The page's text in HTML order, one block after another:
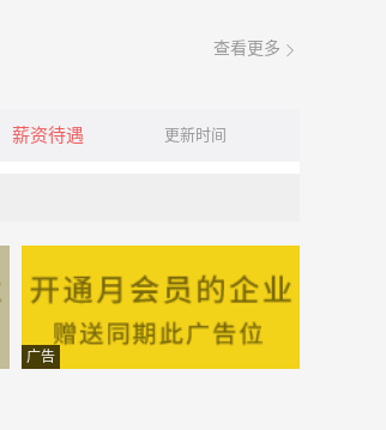
查看更多
薪资待遇 更新时间
广告